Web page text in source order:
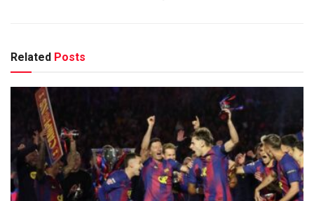
Related Posts